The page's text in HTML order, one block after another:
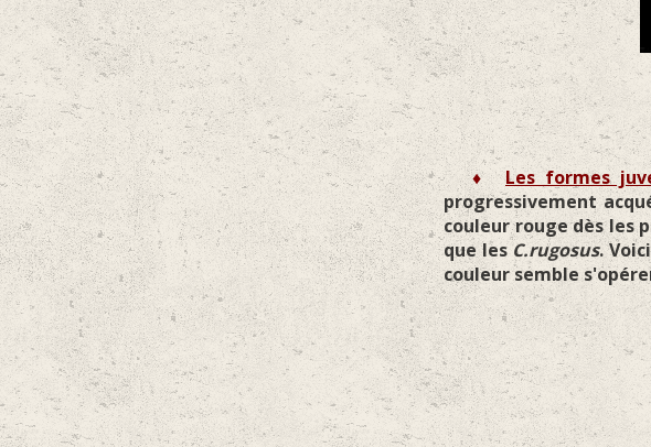
♦ Les formes
progressivement
couleur rouge dès les
que lesC.rugosus.
couleur semble